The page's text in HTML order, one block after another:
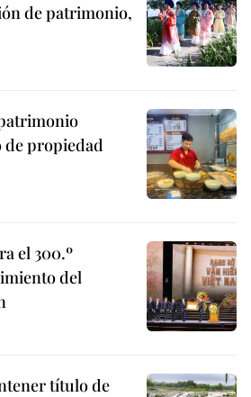
de patrimonio,
propiedad
el 300.º
del
título de